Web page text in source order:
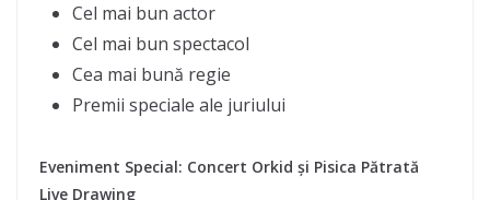
Cel mai bun actor
Cel mai bun spectacol
Cea mai bună regie
Premii speciale ale juriului
Eveniment Special: Concert Orkid și Pisica Pătrată
Live Drawing